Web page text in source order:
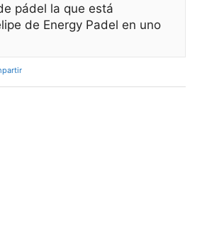
pádel la que está
de Energy Padel en uno